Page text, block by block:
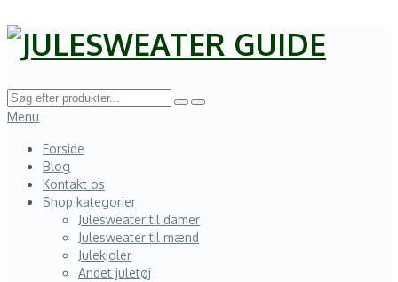
Menu
Forside
Blog
Kontakt os
Shop kategorier
Julesweater til damer
Julesweater til mænd
Julekjoler
Andet juletøj